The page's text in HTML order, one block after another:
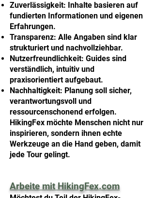
Zuverlässigkeit: Inhalte basieren auf
fundierten Informationen und eigenen
Erfahrungen.
Transparenz: Alle Angaben sind klar
strukturiert und nachvollziehbar.
Nutzerfreundlichkeit: Guides sind
verständlich, intuitiv und
praxisorientiert aufgebaut.
Nachhaltigkeit: Planung soll sicher,
verantwortungsvoll und
ressourcenschonend erfolgen.
HikingFex möchte Menschen nicht nur
inspirieren, sondern ihnen echte
Werkzeuge an die Hand geben, damit
jede Tour gelingt.
Arbeite mit HikingFex.com